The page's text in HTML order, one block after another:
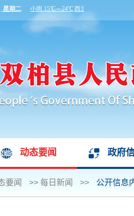
动态要闻 政府
要闻 >> 每日新闻 >> 公开信息